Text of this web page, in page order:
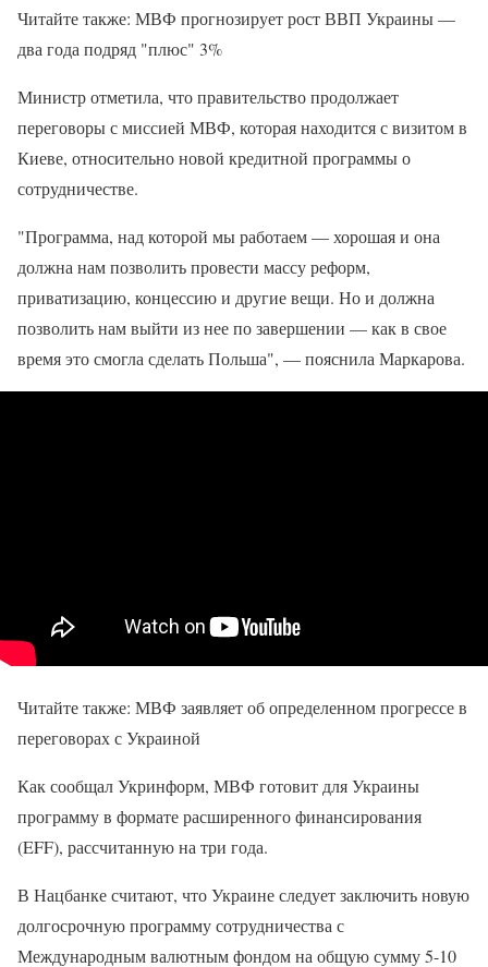
Читайте также: МВФ прогнозирует рост ВВП Украины —
два года подряд "плюс" 3%
Министр отметила, что правительство продолжает
переговоры с миссией МВФ, которая находится с визитом в
Киеве, относительно новой кредитной программы о
сотрудничестве.
"Программа, над которой мы работаем — хорошая и она
должна нам позволить провести массу реформ,
приватизацию, концессию и другие вещи. Но и должна
позволить нам выйти из нее по завершении — как в свое
время это смогла сделать Польша", — пояснила Маркарова.
Читайте также: МВФ заявляет об определенном прогрессе в
переговорах с Украиной
Как сообщал Укринформ, МВФ готовит для Украины
программу в формате расширенного финансирования
(EFF), рассчитанную на три года.
В Нацбанке считают, что Украине следует заключить новую
долгосрочную программу сотрудничества с
Международным валютным фондом на общую сумму 5-10